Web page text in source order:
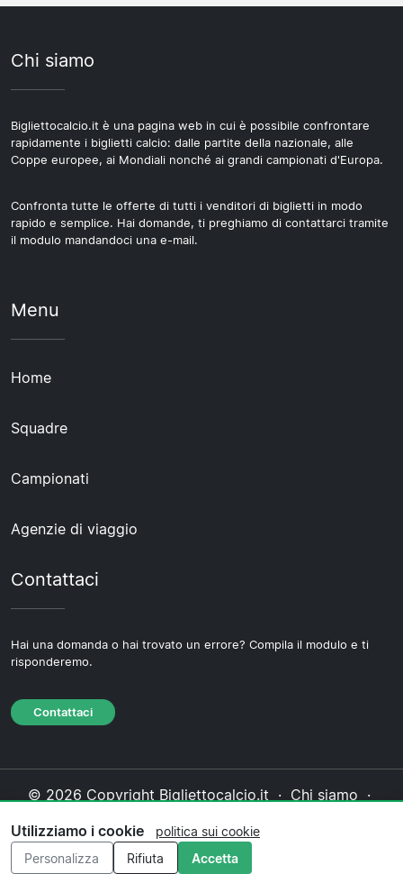
Chi siamo
Bigliettocalcio.it è una pagina web in cui è possibile confrontare
rapidamente i biglietti calcio: dalle partite della nazionale, alle
Coppe europee, ai Mondiali nonché ai grandi campionati d'Europa.
Confronta tutte le offerte di tutti i venditori di biglietti in modo
rapido e semplice. Hai domande, ti preghiamo di contattarci tramite
il modulo mandandoci una e-mail.
Menu
Home
Squadre
Campionati
Agenzie di viaggio
Contattaci
Hai una domanda o hai trovato un errore? Compila il modulo e ti
risponderemo.
Contattaci
© 2026 Copyright Bigliettocalcio.it · Chi siamo ·
cookie·Politica editoriale
Utilizziamo i cookie
politica sui cookie
Personalizza
Rifiuta Accetta